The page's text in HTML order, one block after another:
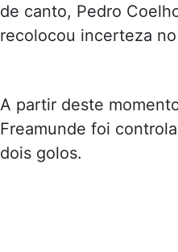
de canto, Pedro
recolocou incerteza
A partir deste
Freamunde foi
dois golos.